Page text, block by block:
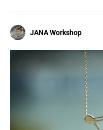
JANA Workshop